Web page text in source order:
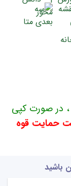
در صورت کپی
حمایت قوه
باشید